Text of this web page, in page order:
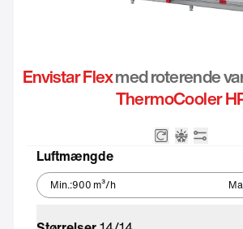
Envistar Flexmed roterende
ThermoCooler
Luftmængde
Min.:900 m³/h